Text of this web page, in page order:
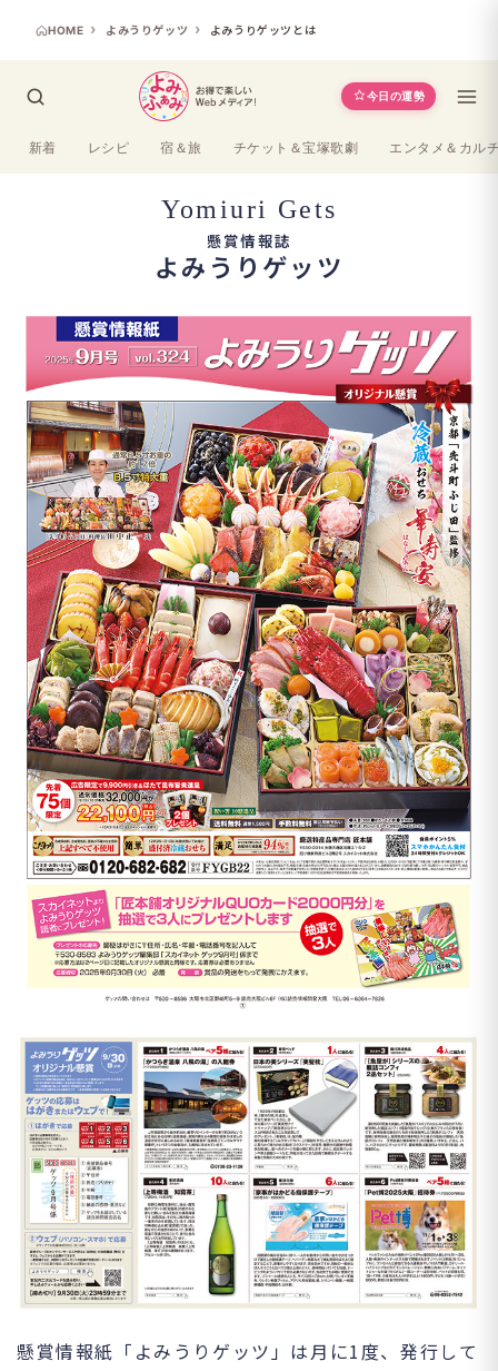
HOME よみうりゲッツ よみうりゲッツとは
今日の運勢
新着 レシピ 宿＆旅 チケット＆宝塚歌劇 エンタメ＆カル
Yomiuri Gets
懸賞情報誌
よみうりゲッツ
懸賞情報紙「よみうりゲッツ」は月に1度、発行して